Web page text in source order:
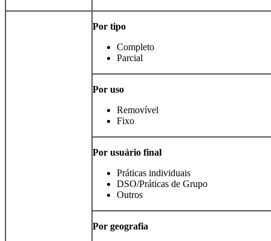
Por tipo
Completo
Parcial
Por uso
Removível
Fixo
Por usuário final
Práticas individuais
DSO/Práticas de Grupo
Outros
Por geografia